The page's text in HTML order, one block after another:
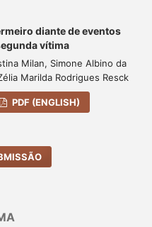
diante de eventos
vítima
Milan, Simone Albino da
Marilda Rodrigues Resck
PDF (ENGLISH)